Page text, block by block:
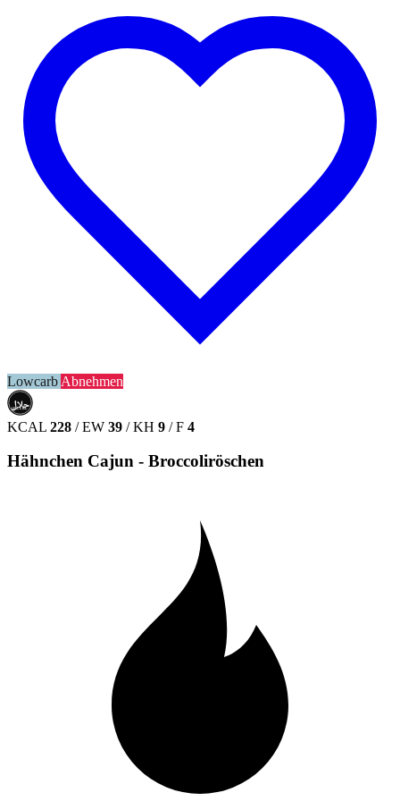
Lowcarb Abnehmen
حلال
HALAL
KCAL 228 / EW 39 / KH 9 / F 4
Hähnchen Cajun - Broccoliröschen